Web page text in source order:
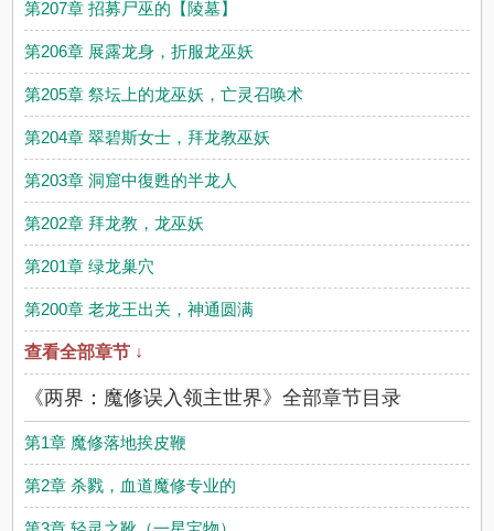
第207章 招募尸巫的【陵墓】
第206章 展露龙身，折服龙巫妖
第205章 祭坛上的龙巫妖，亡灵召唤术
第204章 翠碧斯女士，拜龙教巫妖
第203章 洞窟中復甦的半龙人
第202章 拜龙教，龙巫妖
第201章 绿龙巢穴
第200章 老龙王出关，神通圆满
查看全部章节 ↓
《两界：魔修误入领主世界》全部章节目录
第1章 魔修落地挨皮鞭
第2章 杀戮，血道魔修专业的